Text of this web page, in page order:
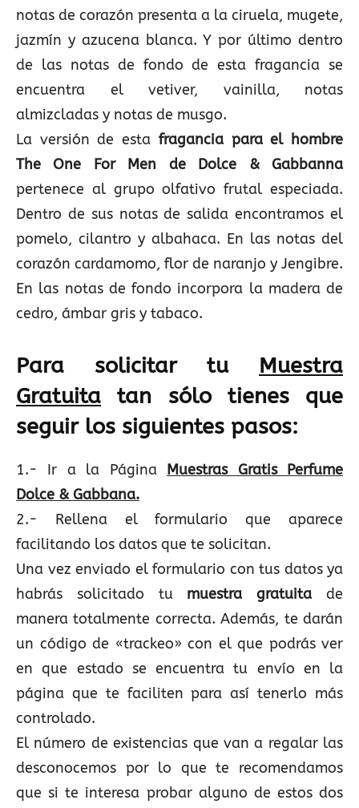
notas de corazón presenta a la ciruela, mugete,
jazmín y azucena blanca. Y por último dentro
de las notas de fondo de esta fragancia se
encuentra el vetiver, vainilla, notas
almizcladas y notas de musgo.
La versión de esta fragancia para el hombre
The One For Men de Dolce & Gabbanna
pertenece al grupo olfativo frutal especiada.
Dentro de sus notas de salida encontramos el
pomelo, cilantro y albahaca. En las notas del
corazón cardamomo, flor de naranjo y Jengibre.
En las notas de fondo incorpora la madera de
cedro, ámbar gris y tabaco.
Para solicitar tu Muestra
Gratuita tan sólo tienes que
seguir los siguientes pasos:
1.- Ir a la Página Muestras Gratis Perfume
Dolce & Gabbana.
2.- Rellena el formulario que aparece
facilitando los datos que te solicitan.
Una vez enviado el formulario con tus datos ya
habrás solicitado tu muestra gratuita de
manera totalmente correcta. Además, te darán
un código de «trackeo» con el que podrás ver
en que estado se encuentra tu envío en la
página que te faciliten para así tenerlo más
controlado.
El número de existencias que van a regalar las
desconocemos por lo que te recomendamos
que si te interesa probar alguno de estos dos